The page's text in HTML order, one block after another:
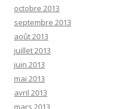
octobre 2013
septembre 2013
août 2013
juillet 2013
juin 2013
mai 2013
avril 2013
mars 2013